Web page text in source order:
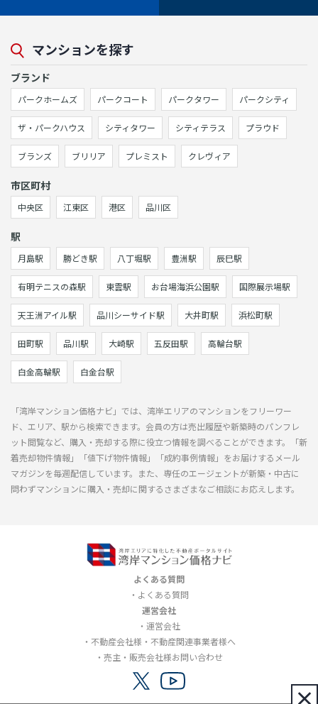
×
マンションを探す
ブランド
パークホームズ パークコート パークタワー パークシティ
ザ・パークハウス シティタワー シティテラス プラウド
ブランズ ブリリア プレミスト クレヴィア
市区町村
中央区 江東区 港区 品川区
駅
月島駅 勝どき駅 八丁堀駅 豊洲駅 辰巳駅
有明テニスの森駅 東雲駅 お台場海浜公園駅 国際展示場駅
天王洲アイル駅 品川シーサイド駅 大井町駅 浜松町駅
田町駅 品川駅 大崎駅 五反田駅 高輪台駅
白金高輪駅 白金台駅
「湾岸マンション価格ナビ」では、湾岸エリアのマンションをフリーワー
ド、エリア、駅から検索できます。会員の方は売出履歴や新築時のパンフレ
ット閲覧など、購入・売却する際に役立つ情報を調べることができます。「新
着売却物件情報」「値下げ物件情報」「成約事例情報」をお届けするメール
マガジンを毎週配信しています。また、専任のエージェントが新築・中古に
問わずマンションに購入・売却に関するさまざまなご相談にお応えします。
よくある質問
よくある質問
運営会社
運営会社
不動産会社様・不動産関連事業者様へ
売主・販売会社様お問い合わせ